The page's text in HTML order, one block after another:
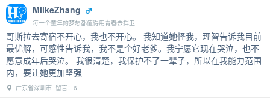
MilkeZhang
每一个童年的梦想都值得用青春去捍卫
哥斯拉去寄宿不开心，我也不开心。 我知道她怪我，理智告诉我目前
最优解，可感性告诉我，我不是个好老爹。我宁愿它现在哭泣，也不
愿意成年后哭泣。 我很清楚，我保护不了一辈子，所以在我能力范围
内，要让她更加坚强
广东省深圳市 留言：6